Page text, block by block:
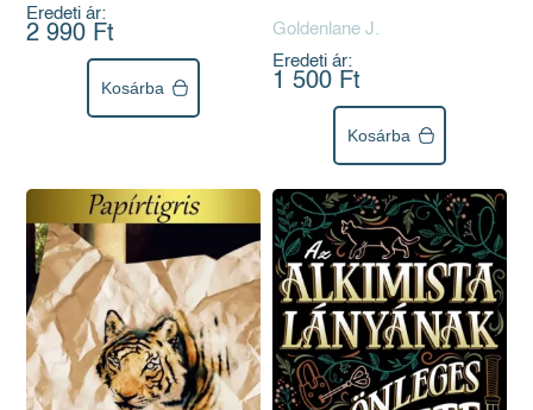
Eredeti ár:
2 990 Ft
Kosárba
Goldenlane J.
Eredeti ár:
1 500 Ft
Kosárba